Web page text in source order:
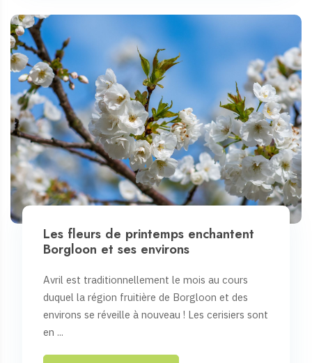
Les fleurs de printemps enchantent
Borgloon et ses environs
Avril est traditionnellement le mois au cours
duquel la région fruitière de Borgloon et des
environs se réveille à nouveau ! Les cerisiers sont
en ...